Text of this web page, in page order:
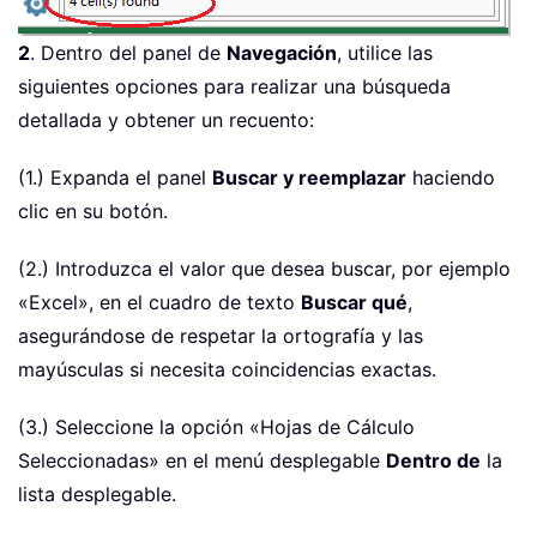
2. Dentro del panel de Navegación, utilice las
siguientes opciones para realizar una búsqueda
detallada y obtener un recuento:
(1.) Expanda el panel Buscar y reemplazar haciendo
clic en su botón.
(2.) Introduzca el valor que desea buscar, por ejemplo
«Excel», en el cuadro de texto Buscar qué,
asegurándose de respetar la ortografía y las
mayúsculas si necesita coincidencias exactas.
(3.) Seleccione la opción «Hojas de Cálculo
Seleccionadas» en el menú desplegable Dentro de la
lista desplegable.